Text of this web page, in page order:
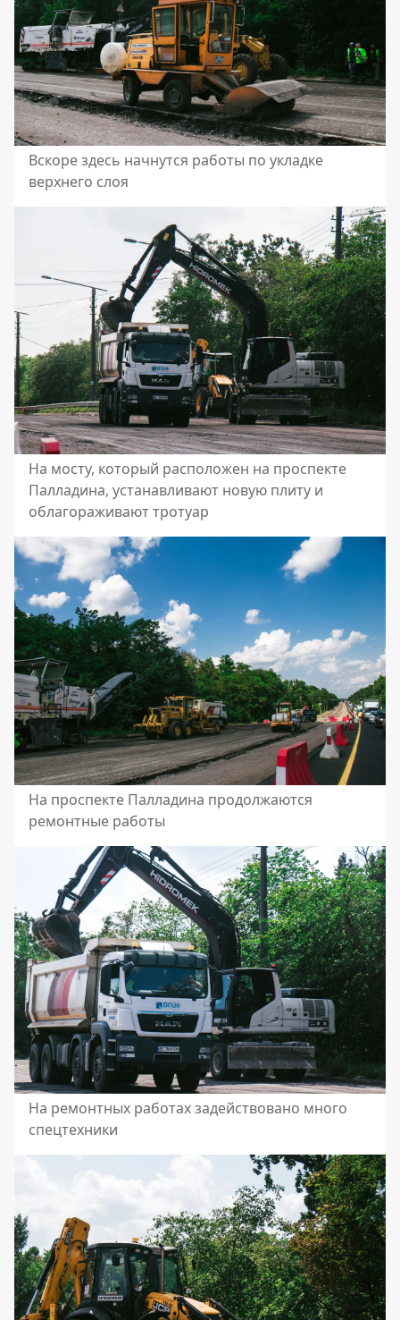
Вскоре здесь начнутся работы по укладке
верхнего слоя
На мосту, который расположен на проспекте
Палладина, устанавливают новую плиту и
облагораживают тротуар
На проспекте Палладина продолжаются
ремонтные работы
На ремонтных работах задействовано много
спецтехники